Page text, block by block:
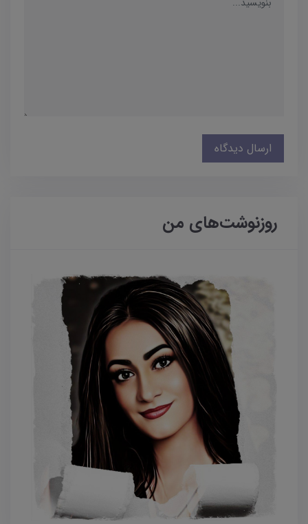
ارسال دیدگاه
روزنوشت‌های من